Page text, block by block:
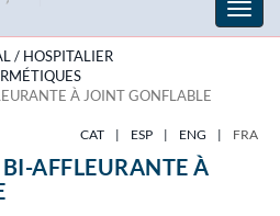
Toggle
/ HOSPITALIER
À JOINT GONFLABLE
CAT | ESP | ENG | FRA
AFFLEURANTE À